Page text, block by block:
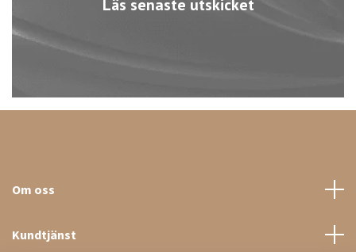
Läs senaste utskicket
Om oss
Kundtjänst